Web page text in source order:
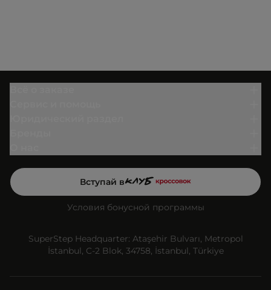
Вступай в
Условия бонусной программы
SuperStep Headquarter: Ataşehir Bulvarı, Metropol
İstanbul, C-2 Blok, 34758, İstanbul, Türkiye